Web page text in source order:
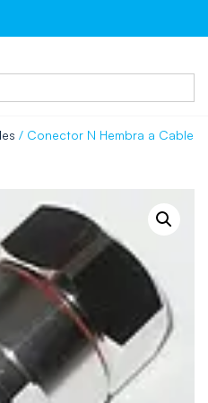
/ Conector N Hembra a Cable